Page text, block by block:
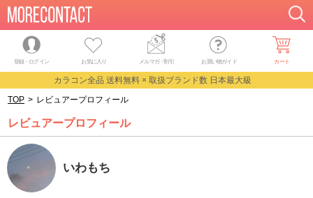
登録・ログイン お気に入り メルマガ・割引 お買い物ガイド カート
カラコン全品 送料無料 × 取扱ブランド数 日本最大級
TOP > レビュアープロフィール
レビュアープロフィール
いわもち